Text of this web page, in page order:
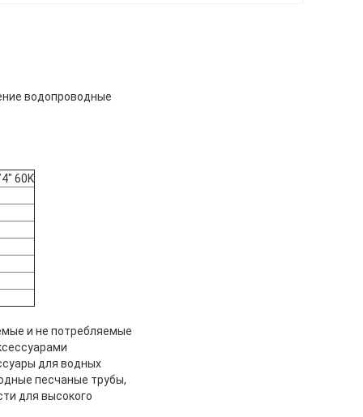
водопроводные
60K
и не потребляемые
для водных
песчаные трубы,
для высокого